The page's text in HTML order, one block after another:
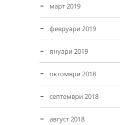
март 2019
февруари 2019
януари 2019
октомври 2018
септември 2018
август 2018